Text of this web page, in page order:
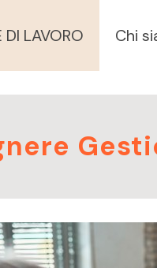
DI LAVORO Chi